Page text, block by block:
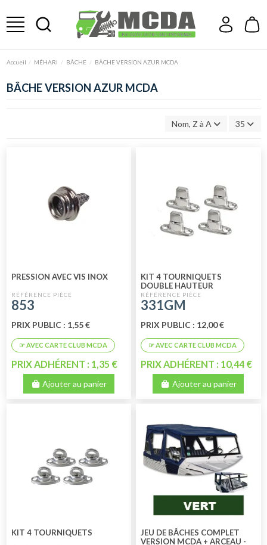
Accueil MÉHARI BÂCHE BÂCHE VERSION AZUR MCDA
BÂCHE VERSION AZUR MCDA
Nom, Z à A 35
PRESSION AVEC VIS INOX
853
PRIX PUBLIC : 1,55 €
PRIX ADHÉRENT : 1,35 €
Ajouter au panier
KIT 4 TOURNIQUETS
DOUBLE HAUTEUR
331GM
PRIX PUBLIC : 12,00 €
PRIX ADHÉRENT : 10,44 €
Ajouter au panier
KIT 4 TOURNIQUETS
JEU DE BÂCHES COMPLET
VERSION MCDA + ARCEAU -